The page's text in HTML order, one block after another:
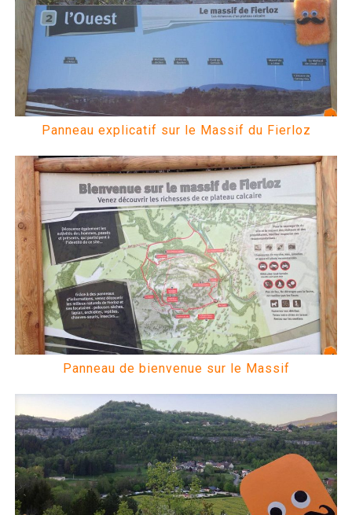
Panneau explicatif sur le Massif du Fierloz
Panneau de bienvenue sur le Massif